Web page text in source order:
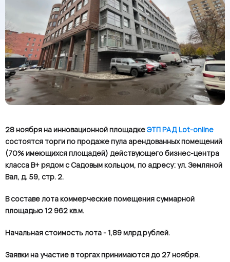
28 ноября на инновационной площадкеЭТП РАДLot-online
состоятся торги по продаже пула арендованных помещений
(70% имеющихся площадей) действующего бизнес-центра
класса В+ рядом с Садовым кольцом, по адресу: ул. Земляной
Вал, д. 59, стр. 2.
В составе лота коммерческие помещения суммарной
площадью 12 962 кв.м.
Начальная стоимость лота - 1,89 млрд рублей.
Заявки на участие в торгах принимаются до 27 ноября.